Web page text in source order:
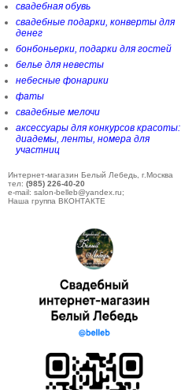
свадебная обувь
свадебные подарки, конверты для
денег
бонбоньерки, подарки для гостей
белье для невесты
небесные фонарики
фаты
свадебные мелочи
аксессуары для конкурсов красоты:
диадемы, ленты, номера для
участниц
Интернет-магазин Белый Лебедь, г.Москва
тел: (985) 226-40-20
e-mail: salon-belleb@yandex.ru;
Наша группа ВКОНТАКТЕ